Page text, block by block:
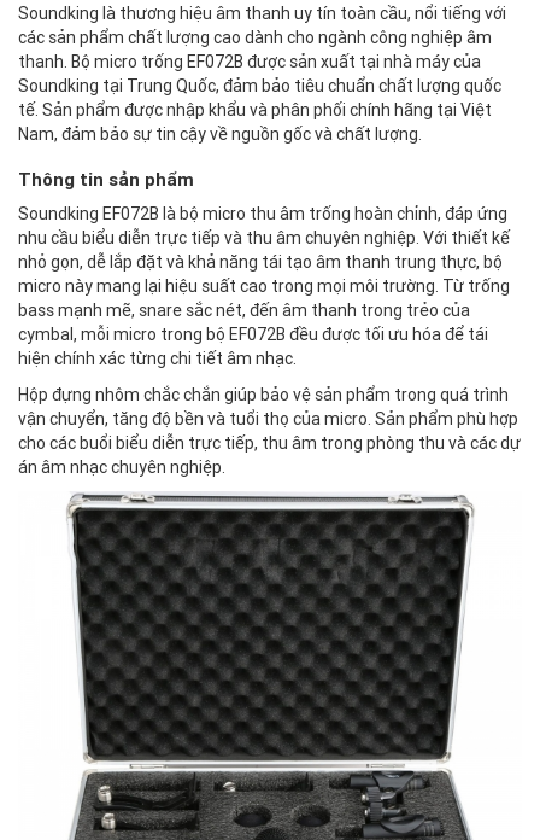
Soundking là thương hiệu âm thanh uy tín toàn cầu, nổi tiếng với
các sản phẩm chất lượng cao dành cho ngành công nghiệp âm
thanh. Bộ micro trống EF072B được sản xuất tại nhà máy của
Soundking tại Trung Quốc, đảm bảo tiêu chuẩn chất lượng quốc
tế. Sản phẩm được nhập khẩu và phân phối chính hãng tại Việt
Nam, đảm bảo sự tin cậy về nguồn gốc và chất lượng.
Thông tin sản phẩm
Soundking EF072B là bộ micro thu âm trống hoàn chỉnh, đáp ứng
nhu cầu biểu diễn trực tiếp và thu âm chuyên nghiệp. Với thiết kế
nhỏ gọn, dễ lắp đặt và khả năng tái tạo âm thanh trung thực, bộ
micro này mang lại hiệu suất cao trong mọi môi trường. Từ trống
bass mạnh mẽ, snare sắc nét, đến âm thanh trong trẻo của
cymbal, mỗi micro trong bộ EF072B đều được tối ưu hóa để tái
hiện chính xác từng chi tiết âm nhạc.
Hộp đựng nhôm chắc chắn giúp bảo vệ sản phẩm trong quá trình
vận chuyển, tăng độ bền và tuổi thọ của micro. Sản phẩm phù hợp
cho các buổi biểu diễn trực tiếp, thu âm trong phòng thu và các dự
án âm nhạc chuyên nghiệp.